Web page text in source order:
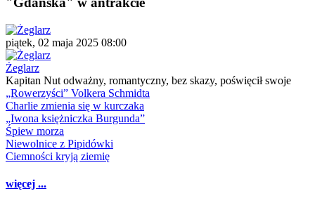
piątek, 02 maja 2025 08:00
Żeglarz
Kapitan Nut odważny, romantyczny, bez skazy, poświęcił swoje
„Rowerzyści” Volkera Schmidta
Charlie zmienia się w kurczaka
„Iwona księżniczka Burgunda”
Śpiew morza
Niewolnice z Pipidówki
Ciemności kryją ziemię
więcej ...